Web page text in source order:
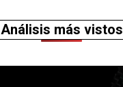
Análisis más vistos